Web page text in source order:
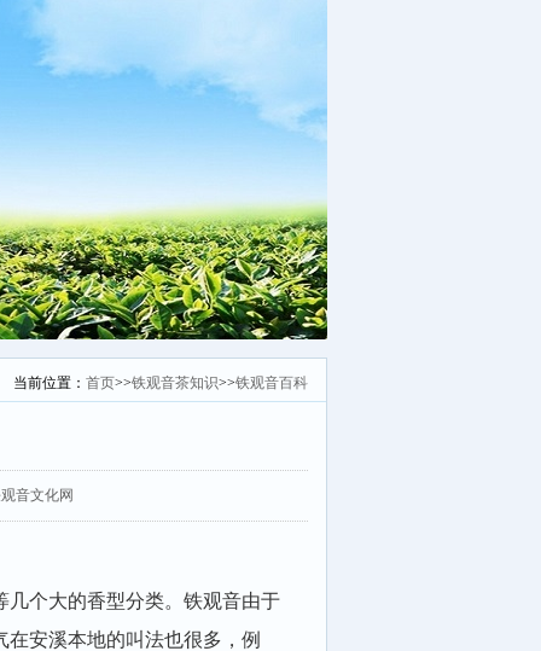
当前位置： 首页>>铁观音茶知识>>铁观音百科
音文化网
几个大的香型分类。铁观音由于
安溪本地的叫法也很多，例